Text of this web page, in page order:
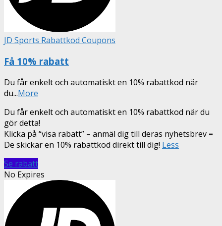
JD Sports Rabattkod Coupons
Få 10% rabatt
Du får enkelt och automatiskt en 10% rabattkod när
du...More
Du får enkelt och automatiskt en 10% rabattkod när du
gör detta!
Klicka på “visa rabatt” – anmäl dig till deras nyhetsbrev =
De skickar en 10% rabattkod direkt till dig! Less
Se rabatt
No Expires